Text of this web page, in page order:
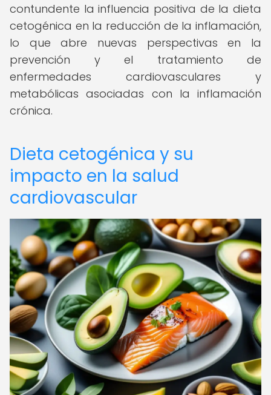
contundente la influencia positiva de la dieta
cetogénica en la reducción de la inflamación,
lo que abre nuevas perspectivas en la
prevención y el tratamiento de
enfermedades cardiovasculares y
metabólicas asociadas con la inflamación
crónica.
Dieta cetogénica y su
impacto en la salud
cardiovascular